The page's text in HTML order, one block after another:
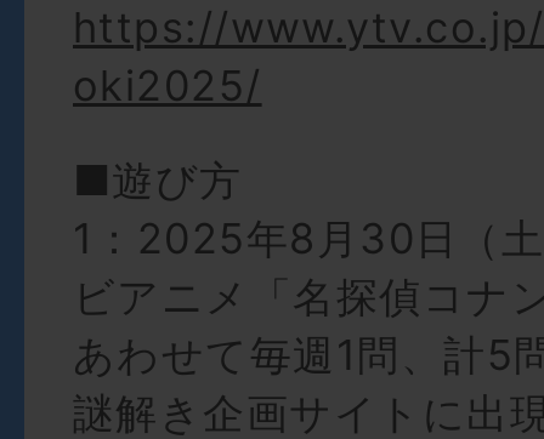
https://
oki2025/
■遊び方
1：2025年8月30日（
ビアニメ「名探偵コナ
あわせて毎週1問、計5
謎解き企画サイトに出